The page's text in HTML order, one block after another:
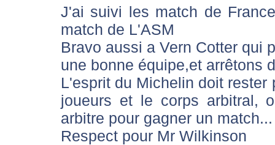
J'ai suivi les match de
match de L'ASM
Bravo aussi a Vern Cotter qui
une bonne équipe,et arrêtons
L'esprit du Michelin doit
joueurs et le corps arbitral,
arbitre pour gagner un match...
Respect pour Mr Wilkinson